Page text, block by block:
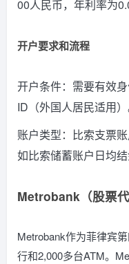
00人民币，年利率为
开户要求和流程
开户条件：需要有效
ID（外国人居民适用）
账户类型：比索支票
如比索储蓄账户日均
Metrobank（股票
Metrobank作为菲律宾
行和2,000多台ATM。